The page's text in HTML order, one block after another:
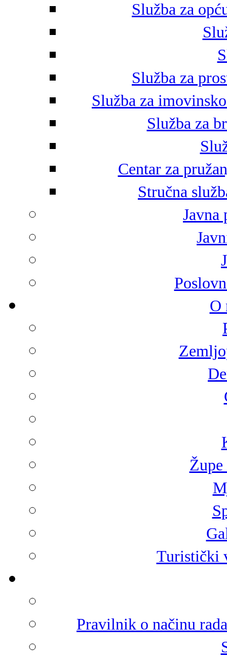
Služba za
Služba za
Služba za
Služba za
Centar za
Stručna
Javna
O
Turistički
Pravilnik o načinu